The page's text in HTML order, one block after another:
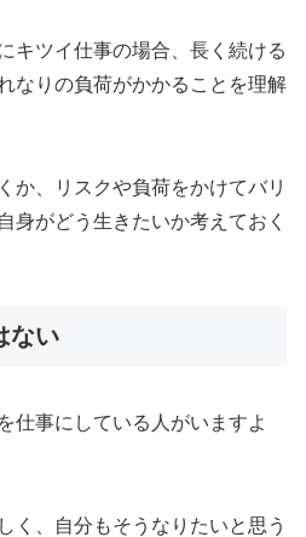
キツイ仕事の場合、長く続ける
なりの負荷がかかることを理解
か、リスクや負荷をかけてバリ
身がどう生きたいか考えておく
ない
仕事にしている人がいますよ
く、自分もそうなりたいと思う